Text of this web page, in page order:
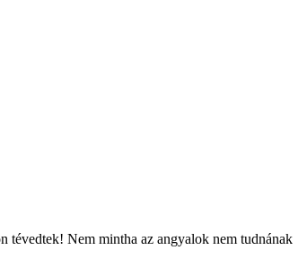
tévedtek! Nem mintha az angyalok nem tudnának